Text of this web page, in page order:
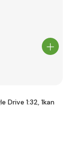
Drive 1:32, 1kan